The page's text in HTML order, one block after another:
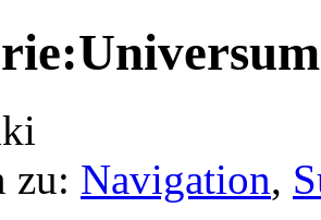
zu: Navigation,